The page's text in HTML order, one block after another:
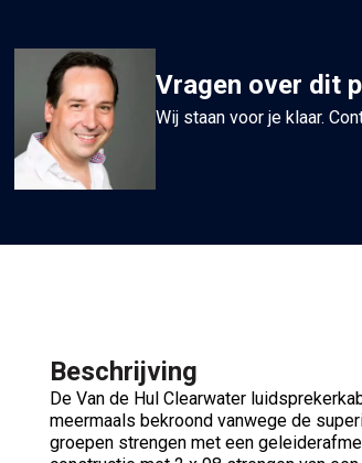
aantal
Vragen over dit
Wij staan voor je klaar.
Beschrijving
De Van de Hul Clearwater
meermaals bekroond vanwege de
groepen strengen met een